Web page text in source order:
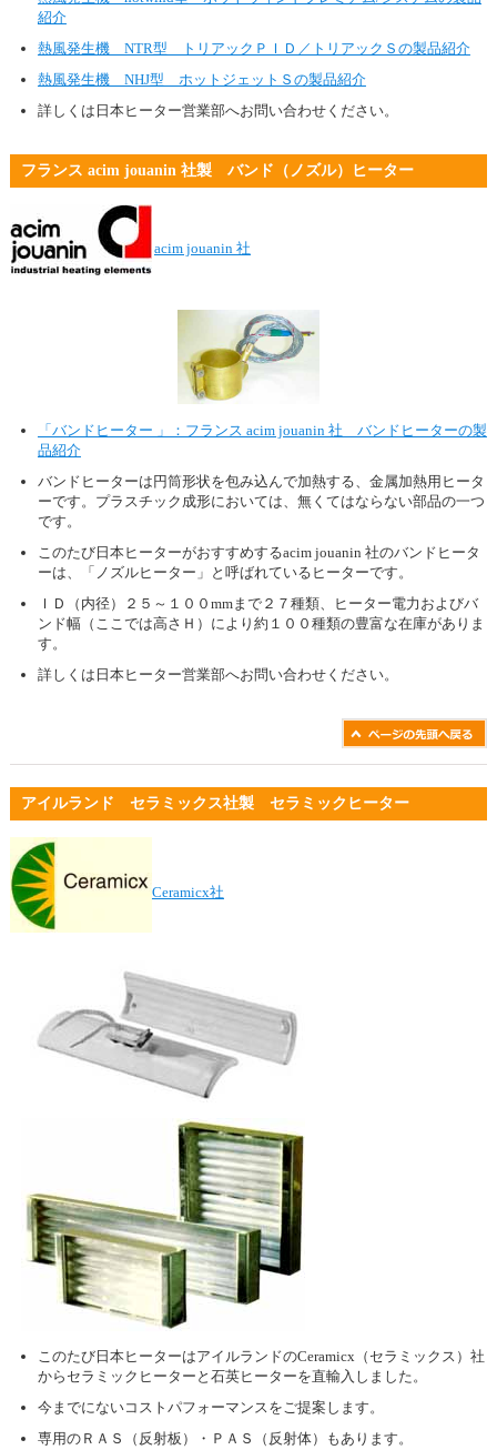
紹介
熱風発生機 NTR型 トリアックＰＩＤ／トリアックＳの製品紹介
熱風発生機 NHJ型 ホットジェットＳの製品紹介
詳しくは日本ヒーター営業部へお問い合わせください。
フランス acim jouanin 社製 バンド（ノズル）ヒーター
acim jouanin 社
「バンドヒーター 」：フランス acim jouanin 社 バンドヒーターの製
品紹介
バンドヒーターは円筒形状を包み込んで加熱する、金属加熱用ヒータ
ーです。プラスチック成形においては、無くてはならない部品の一つ
です。
このたび日本ヒーターがおすすめするacim jouanin 社のバンドヒータ
ーは、「ノズルヒーター」と呼ばれているヒーターです。
ＩＤ（内径）２５～１００mmまで２７種類、ヒーター電力およびバ
ンド幅（ここでは高さＨ）により約１００種類の豊富な在庫がありま
す。
詳しくは日本ヒーター営業部へお問い合わせください。
アイルランド セラミックス社製 セラミックヒーター
Ceramicx社
このたび日本ヒーターはアイルランドのCeramicx（セラミックス）社
からセラミックヒーターと石英ヒーターを直輸入しました。
今までにないコストパフォーマンスをご提案します。
専用のＲＡＳ（反射板）・ＰＡＳ（反射体）もあります。